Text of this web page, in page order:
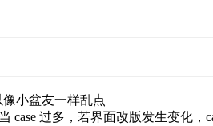
像小盆友一样乱点
过多，若界面改版发生变化，